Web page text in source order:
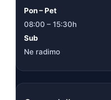
Pon – Pet
08:00 – 15:30h
Sub
Ne radimo